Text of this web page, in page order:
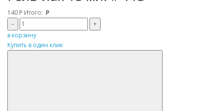
140 Р Итого: Р
–
+
в корзину
Купить в один клик